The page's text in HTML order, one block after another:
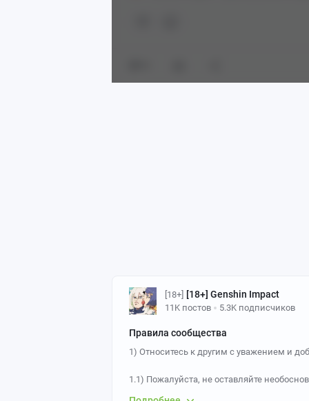
[18+] [18+] Genshin Impact
11K постов 5.3K подписчиков
Правила сообщества
1) Относитесь к другим с уважением и
1.1) Пожалуйста, не оставляйте